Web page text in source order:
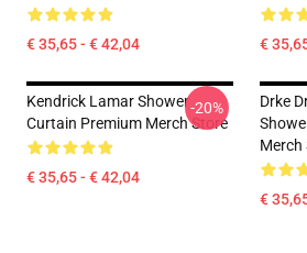
€ 35,65 - € 42,04 €
Kendrick Lamar Shower
Curtain Premium Merch Store
€ 35,65 - € 42,04
-20%
Drke
Merch
€